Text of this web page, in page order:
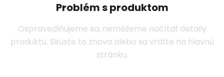
Problém s produktom
Ospravedlňujeme sa, nemôžeme načítať detaily
produktu. Skúste to znova alebo sa vráťte na hlavnú
stránku.